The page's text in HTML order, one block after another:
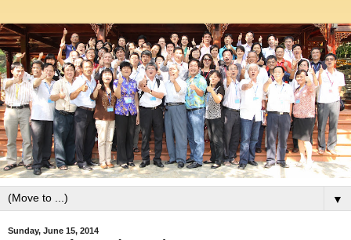
▼
Sunday, June 15, 2014